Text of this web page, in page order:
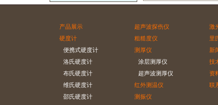
产品展示
硬度计
便携式硬度计
洛氏硬度计
布氏硬度计
维氏硬度计
邵氏硬度计
超声波探伤仪
粗糙度仪
测厚仪
涂层测厚仪
超声波测厚仪
红外测温仪
测振仪
激
里
新
技
资
联